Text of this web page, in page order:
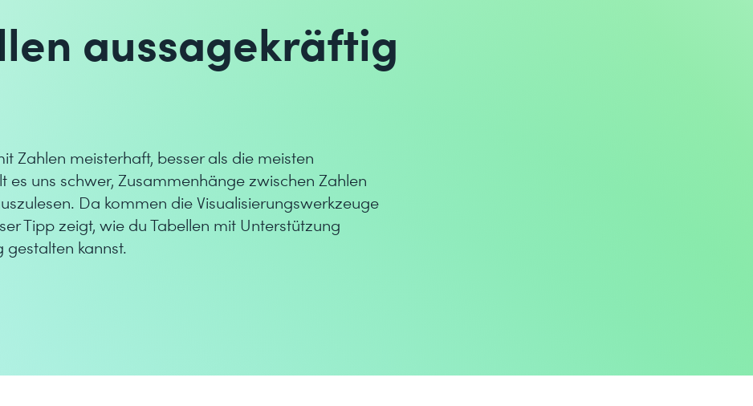
aussagekräftig
Zahlen meisterhaft, besser als die meisten
es uns schwer, Zusammenhänge zwischen Zahlen
Da kommen die Visualisierungswerkzeuge
Tipp zeigt, wie du Tabellen mit Unterstützung
gestalten kannst.